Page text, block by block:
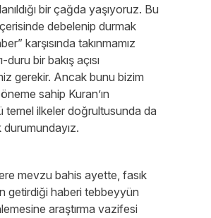
bir çağda yaşıyoruz. Bu
debelenip durmak
karşısında takınmamız
duru bir bakış açısı
gerekir. Ancak bunu bizim
sahip Kuran’ın
temel ilkeler doğrultusunda da
mevzu bahis ayette, fasık
getirdiği haberi tebbeyyün
araştırma vazifesi